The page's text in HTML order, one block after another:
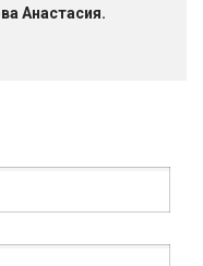
Анастасия.